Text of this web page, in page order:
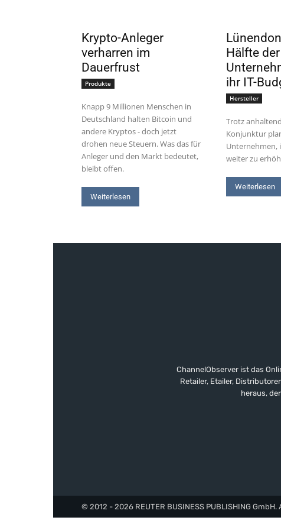
Krypto-Anleger
verharren im
Dauerfrust
Produkte
Knapp 9 Millionen Menschen in
Deutschland halten Bitcoin und
andere Kryptos - doch jetzt
drohen neue Steuern. Was das für
Anleger und den Markt bedeutet,
bleibt offen.
Weiterlesen
Hälfte der
ihr IT-
Hersteller
Trotz
Konjunktur
Unternehmen,
weiter zu
Weiterlesen
ChannelObserver ist das
Retailer, Etailer,
heraus,
© 2012 - 2026 REUTER BUSINESS PUBLISHING